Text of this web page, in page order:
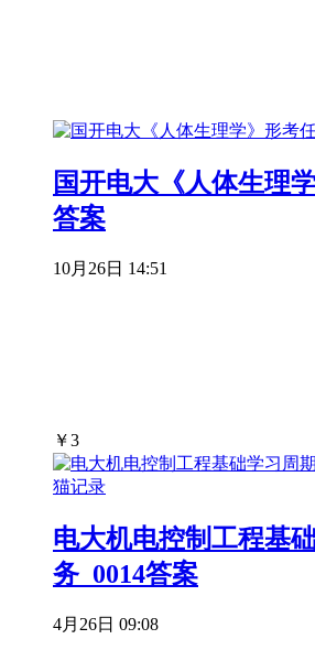
国开电大《人体生理
答案
10月26日 14:51
￥3
电大机电控制工程基
务_0014答案
4月26日 09:08